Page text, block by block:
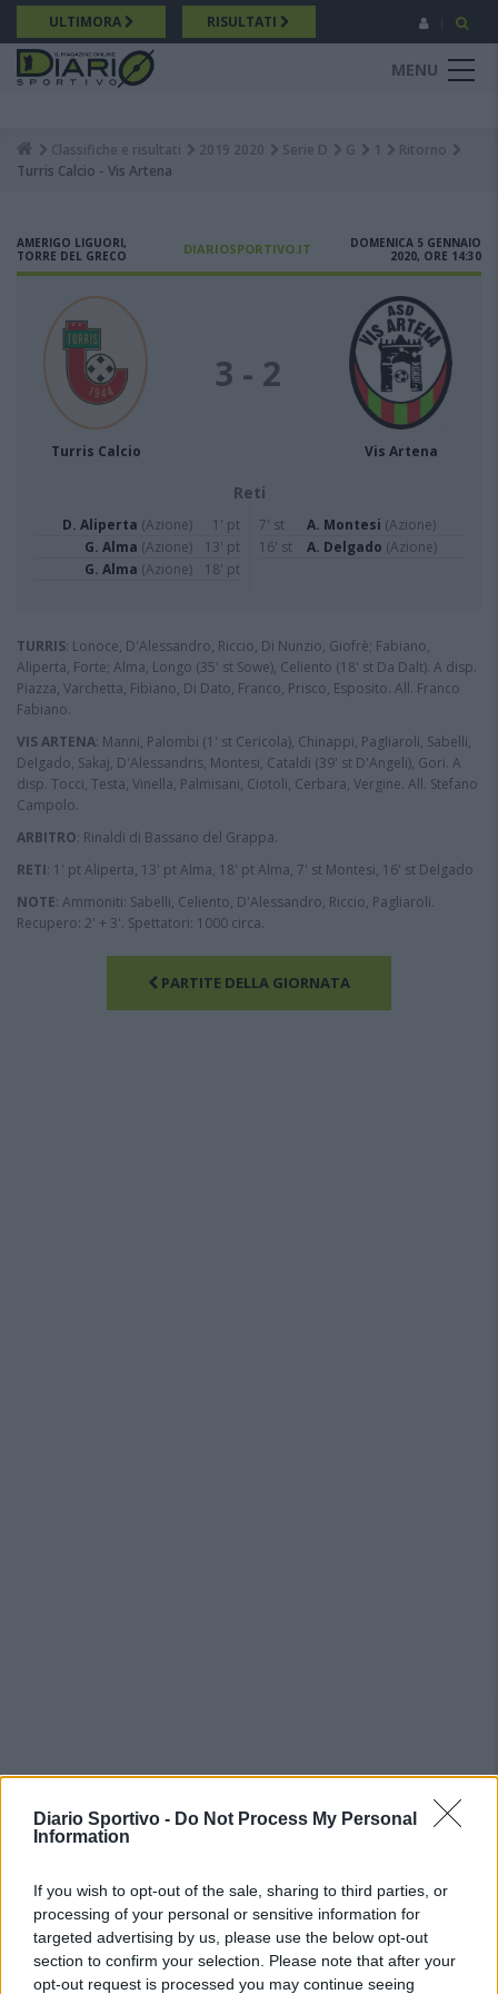
Diario Sportivo - Do Not Process My Personal
Information
If you wish to opt-out of the sale, sharing to third parties, or
processing of your personal or sensitive information for
targeted advertising by us, please use the below opt-out
section to confirm your selection. Please note that after your
opt-out request is processed you may continue seeing
Salta
al
contenuto
principale
ULTIMORA RISULTATI
MENU
Breadcrumb
Classifiche e risultati 2019 2020 Serie D G 1
Ritorno
Turris Calcio - Vis Artena
AMERIGO LIGUORI,
TORRE DEL GRECO
DIARIOSPORTIVO.IT
DOMENICA 5 GENNAIO
2020, ORE 14:30
Turris Calcio
3 - 2
Vis Artena
Reti
D. Aliperta (Azione)
1' pt
G. Alma (Azione)
13' pt
G. Alma (Azione) 18' pt
7' st A. Montesi (Azione)
16' st
A. Delgado (Azione)
TURRIS: Lonoce, D'Alessandro, Riccio, Di Nunzio, Giofrè; Fabiano,
Aliperta, Forte; Alma, Longo (35' st Sowe), Celiento (18' st Da Dalt). A disp.
Piazza, Varchetta, Fibiano, Di Dato, Franco, Prisco, Esposito. All. Franco
Fabiano.
VIS ARTENA: Manni, Palombi (1' st Cericola), Chinappi, Pagliaroli, Sabelli,
Delgado, Sakaj, D'Alessandris, Montesi, Cataldi (39' st D'Angeli), Gori. A
disp. Tocci, Testa, Vinella, Palmisani, Ciotoli, Cerbara, Vergine. All. Stefano
Campolo.
ARBITRO: Rinaldi di Bassano del Grappa.
RETI: 1' pt Aliperta, 13' pt Alma, 18' pt Alma, 7' st Montesi, 16' st Delgado
NOTE: Ammoniti: Sabelli, Celiento, D'Alessandro, Riccio, Pagliaroli.
Recupero: 2' + 3'. Spettatori: 1000 circa.
PARTITE DELLA GIORNATA
Monte Alma riparte da Ivano Falchi
5 Ago 2026
Anche il Fasano out e le ammissioni salgono